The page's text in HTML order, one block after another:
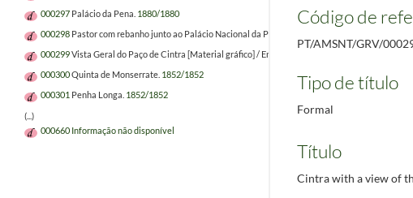
000297 Palácio da Pena. 1880/1880
000298 Pastor com rebanho junto ao Palácio Nacional da Pena.
000299Vista Geral do Paço de Cintra [Material gráfico] / Enrique Casanova . – [S.l. : s.n.,1912]. – 1
000300Quinta de Monserrate. 1852/1852
000301 Penha Longa. 1852/1852
(...)
000660 Informação não disponível
Código de
PT/AMSNT/GRV/
Tipo de título
Formal
Título
Cintra with a view of